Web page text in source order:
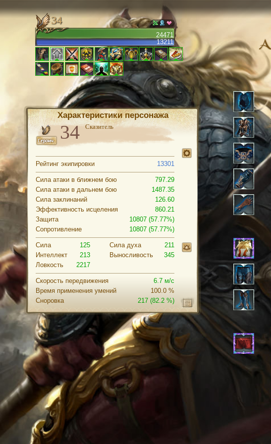
24471
13211
34
Характеристики персонажа
Сказитель
Рейтинг экипировки 13301
Сила атаки в ближнем бою
797.29
Сила атаки в дальнем бою
1487.35
Сила заклинаний
126.60
Эффективность исцеления
860.21
Защита
10807 (57.77%)
Сопротивление
10807 (57.77%)
Сила
125
Интеллект
213
Ловкость
2217
Cила духа
211
Выносливость
345
Скорость передвижения
6.7 м/с
Время применения умений
100.0 %
Сноровка
(82.2 %)
217